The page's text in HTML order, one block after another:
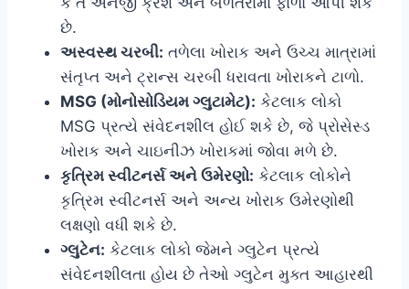
છે.
અસ્વસ્થ ચરબી: તળેલા ખોરાક અને ઉચ્ચ માત્રામાં
સંતૃપ્ત અને ટ્રાન્સ ચરબી ધરાવતા ખોરાકને ટાળો.
MSG (મોનોસોડિયમ ગ્લુટામેટ): કેટલાક લોકો
MSG પ્રત્યે સંવેદનશીલ હોઈ શકે છે, જે પ્રોસેસ્ડ
ખોરાક અને ચાઇનીઝ ખોરાકમાં જોવા મળે છે.
કૃત્રિમ સ્વીટનર્સ અને ઉમેરણો: કેટલાક લોકોને
કૃત્રિમ સ્વીટનર્સ અને અન્ય ખોરાક ઉમેરણોથી
લક્ષણો વધી શકે છે.
ગ્લુટેન: કેટલાક લોકો જેમને ગ્લુટેન પ્રત્યે
સંવેદનશીલતા હોય છે તેઓ ગ્લુટેન મુક્ત આહારથી